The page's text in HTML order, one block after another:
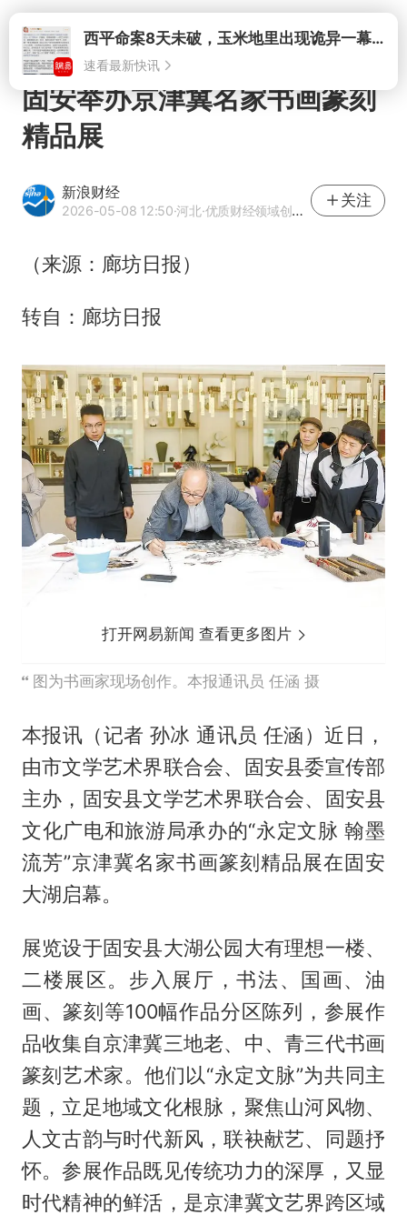
打开西平命案8天未破，玉米地里出现诡异一幕，我突然想起了欧金中
速看最新快讯
固安举办京津冀名家书画篆刻
精品展
新浪财经
2026-05-08 12:50·河北·优质财经领域创作者
关注
（来源：廊坊日报）
转自：廊坊日报
打开网易新闻 查看更多图片
图为书画家现场创作。本报通讯员 任涵 摄
本报讯（记者 孙冰 通讯员 任涵）近日，
由市文学艺术界联合会、固安县委宣传部
主办，固安县文学艺术界联合会、固安县
文化广电和旅游局承办的“永定文脉 翰墨
流芳”京津冀名家书画篆刻精品展在固安
大湖启幕。
展览设于固安县大湖公园大有理想一楼、
二楼展区。步入展厅，书法、国画、油
画、篆刻等100幅作品分区陈列，参展作
品收集自京津冀三地老、中、青三代书画
篆刻艺术家。他们以“永定文脉”为共同主
题，立足地域文化根脉，聚焦山河风物、
人文古韵与时代新风，联袂献艺、同题抒
怀。参展作品既见传统功力的深厚，又显
时代精神的鲜活，是京津冀文艺界跨区域